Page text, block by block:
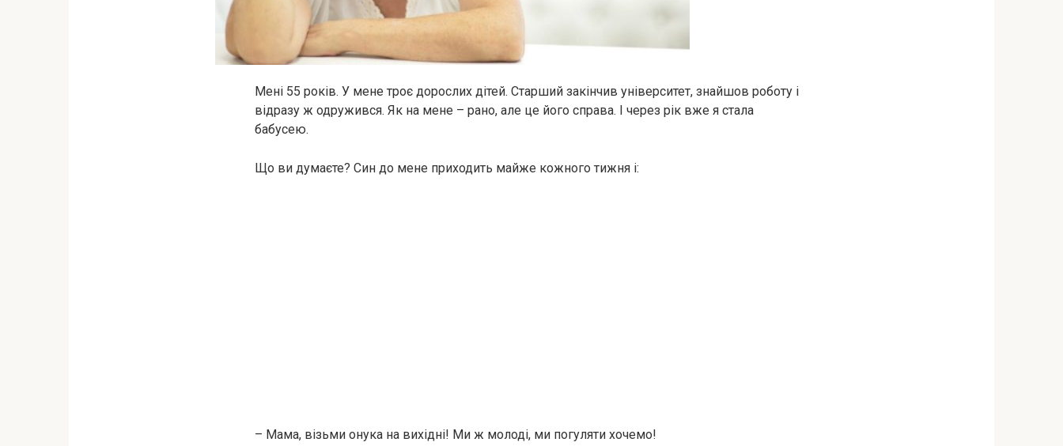
Мені 55 років. У мене троє дорослих дітей. Старший закінчив університет, знайшов роботу і
відразу ж одружився. Як на мене – рано, але це його справа. І через рік вже я стала
бабусею.
Що ви думаєте? Син до мене приходить майже кожного тижня і:
– Мама, візьми онука на вихідні! Ми ж молоді, ми погуляти хочемо!